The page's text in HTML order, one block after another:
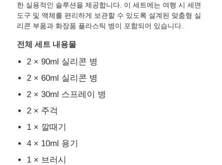
집
제품
비디오
한 실용적인 솔루션을 제공합니다. 이 세트에는 여행 시 세면
도구 및 액체를 편리하게 보관할 수 있도록 설계된 맞춤형 실
리콘 부품과 화장품 플라스틱 병이 포함되어 있습니다.
전체 세트 내용물
2 × 90ml 실리콘 병
2 × 60ml 실리콘 병
2 × 30ml 스프레이 병
2 × 주걱
1 × 깔때기
4 × 10ml 용기
1 × 브러시